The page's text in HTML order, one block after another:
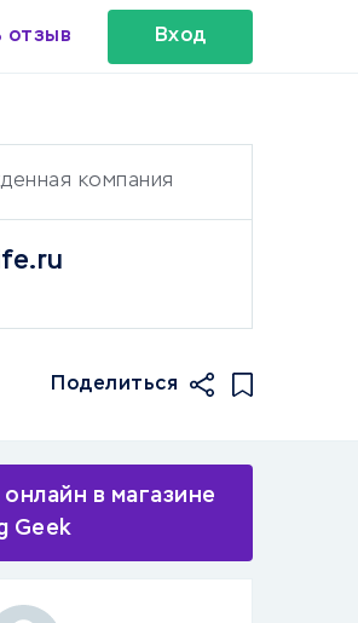
отзыв Вход
компания
Поделиться
в магазине
Geek